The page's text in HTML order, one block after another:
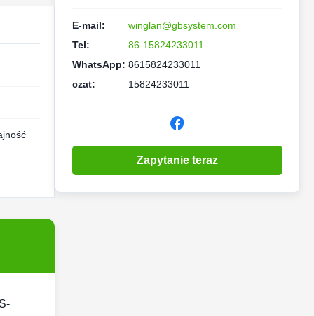
E-mail:
winglan@gbsystem.com
Tel:
86-15824233011
WhatsApp: 8615824233011
czat:
15824233011
Zapytanie teraz